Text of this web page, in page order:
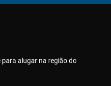
para alugar na região do